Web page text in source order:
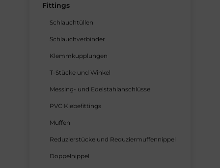
Fittings
Schlauchtüllen
Schlauchverbinder
Klemmkupplungen
T-Stücke und Winkel
Messing- und Edelstahlanschlüsse
PVC Klebefittings
Muffen
Reduzierstücke und Reduziermuffennippel
Doppelnippel